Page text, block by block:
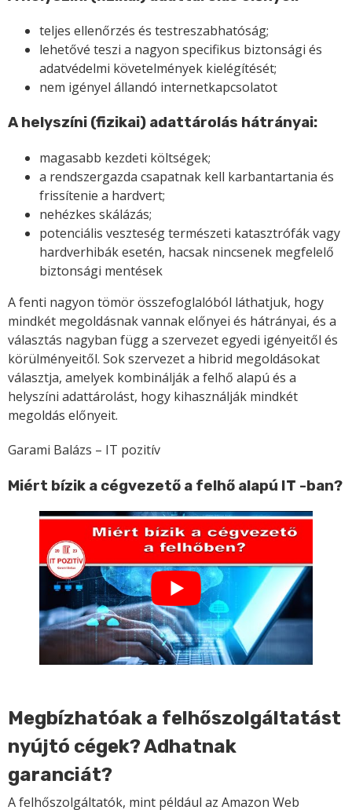
teljes ellenőrzés és testreszabhatóság;
lehetővé teszi a nagyon specifikus biztonsági és
adatvédelmi követelmények kielégítését;
nem igényel állandó internetkapcsolatot
A helyszíni (fizikai) adattárolás hátrányai:
magasabb kezdeti költségek;
a rendszergazda csapatnak kell karbantartania és
frissítenie a hardvert;
nehézkes skálázás;
potenciális veszteség természeti katasztrófák vagy
hardverhibák esetén, hacsak nincsenek megfelelő
biztonsági mentések
A fenti nagyon tömör összefoglalóból láthatjuk, hogy
mindkét megoldásnak vannak előnyei és hátrányai, és a
választás nagyban függ a szervezet egyedi igényeitől és
körülményeitől. Sok szervezet a hibrid megoldásokat
választja, amelyek kombinálják a felhő alapú és a
helyszíni adattárolást, hogy kihasználják mindkét
megoldás előnyeit.
Garami Balázs – IT pozitív
Miért bízik a cégvezető a felhő alapú IT -ban?
Megbízhatóak a felhőszolgáltatást
nyújtó cégek? Adhatnak
garanciát?
A felhőszolgáltatók, mint például az Amazon Web